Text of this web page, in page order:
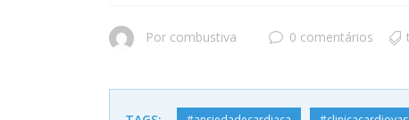
Por combustiva 0 comentários